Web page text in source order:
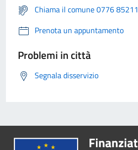
Chiama il comune 0776 85211
Prenota un appuntamento
Problemi in città
Segnala disservizio